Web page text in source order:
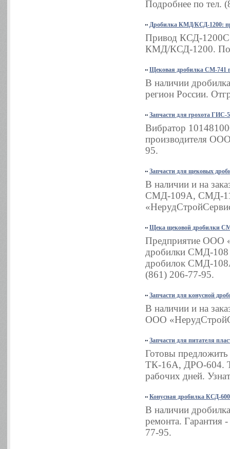
Подробнее по тел.
Дробилка КМД/КСД-1200:
Привод КСД-1200С
КМД/КСД-1200.
Щековая дробилка СМ-741
В наличии
регион России.
Запчасти для грохота ГИС-
Вибратор
производителя
95.
Запчасти для щековых
В наличии и на
СМД-109А, СМД-
Щека щековой дробилки
Предприятие ООО
дробилки СМД-108
дробилок СМД-
(861) 206-77-95.
Запчасти для конусной
В наличии и на
ООО
Запчасти для питателя
Готовы
ТК-16А, ДРО-604.
рабочих дней.
Конусная дробилка КСД-
В наличии
ремонта. Гарантия
77-95.